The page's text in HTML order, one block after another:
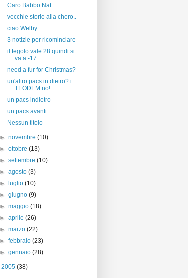
Caro Babbo Nat....
vecchie storie alla chero..
ciao Welby
3 notizie per ricominciare
il tegolo vale 28 quindi si
va a -17
need a fur for Christmas?
un'altro pacs in dietro? i
TEODEM no!
un pacs indietro
un pacs avanti
Nessun titolo
►novembre(10)
►ottobre(13)
►settembre(10)
►agosto(3)
►
luglio(10)
►giugno(9)
►maggio(18)
►aprile(26)
►marzo(22)
►febbraio(23)
►gennaio(28)
2005 (38)